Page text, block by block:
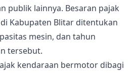
publik lainnya. Besaran pajak
Kabupaten Blitar ditentukan
mesin, dan tahun
tersebut.
kendaraan bermotor dibagi